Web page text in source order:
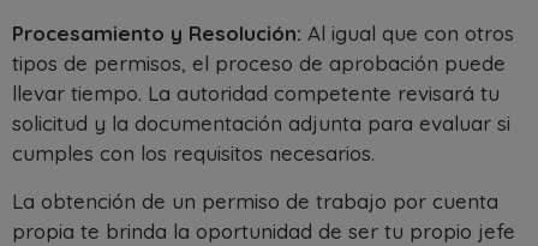
Procesamiento y Resolución: Al igual que con otros
tipos de permisos, el proceso de aprobación puede
llevar tiempo. La autoridad competente revisará tu
solicitud y la documentación adjunta para evaluar si
cumples con los requisitos necesarios.
La obtención de un permiso de trabajo por cuenta
propia te brinda la oportunidad de ser tu propio jefe